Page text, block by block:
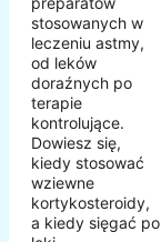
stosowanych w
leczeniu astmy,
od leków
doraźnych po
terapie
kontrolujące.
Dowiesz się,
kiedy stosować
wziewne
kortykosteroidy,
a kiedy sięgać po